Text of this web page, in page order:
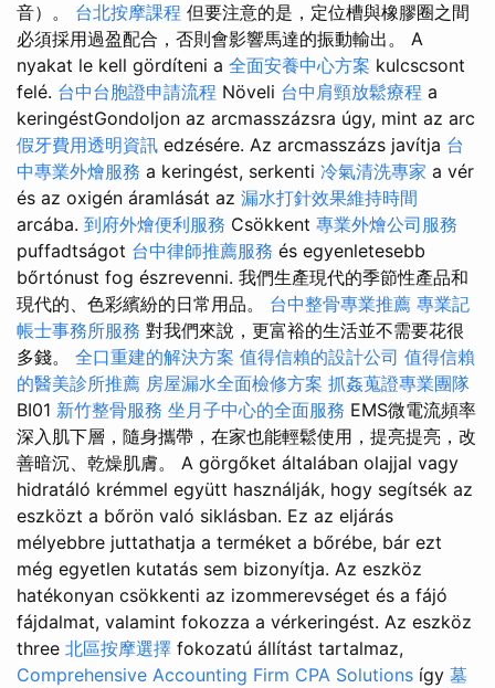
音）。 台北按摩課程 但要注意的是，定位槽與橡膠圈之間
必須採用過盈配合，否則會影響馬達的振動輸出。 A
nyakat le kell gördíteni a 全面安養中心方案 kulcscsont
felé. 台中台胞證申請流程 Növeli 台中肩頸放鬆療程 a
keringéstGondoljon az arcmasszázsra úgy, mint az arc
假牙費用透明資訊 edzésére. Az arcmasszázs javítja 台
中專業外燴服務 a keringést, serkenti 冷氣清洗專家 a vér
és az oxigén áramlását az 漏水打針效果維持時間
arcába. 到府外燴便利服務 Csökkent 專業外燴公司服務
puffadtságot 台中律師推薦服務 és egyenletesebb
bőrtónust fog észrevenni. 我們生產現代的季節性產品和
現代的、色彩繽紛的日常用品。 台中整骨專業推薦 專業記
帳士事務所服務 對我們來說，更富裕的生活並不需要花很
多錢。 全口重建的解決方案 值得信賴的設計公司 值得信賴
的醫美診所推薦 房屋漏水全面檢修方案 抓姦蒐證專業團隊
BI01 新竹整骨服務 坐月子中心的全面服務 EMS微電流頻率
深入肌下層，隨身攜帶，在家也能輕鬆使用，提亮提亮，改
善暗沉、乾燥肌膚。 A görgőket általában olajjal vagy
hidratáló krémmel együtt használják, hogy segítsék az
eszközt a bőrön való siklásban. Ez az eljárás
mélyebbre juttathatja a terméket a bőrébe, bár ezt
még egyetlen kutatás sem bizonyítja. Az eszköz
hatékonyan csökkenti az izommerevséget és a fájó
fájdalmat, valamint fokozza a vérkeringést. Az eszköz
three 北區按摩選擇 fokozatú állítást tartalmaz,
Comprehensive Accounting Firm CPA Solutions így 墓